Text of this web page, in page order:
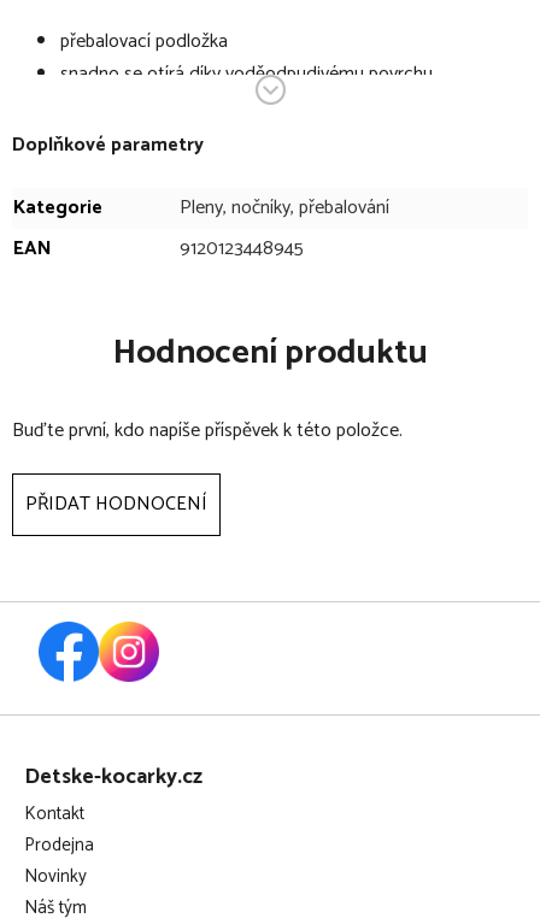
přebalovací podložka
snadno se otírá díky voděodpudivému povrchu
praktická velikost
rozměr (D x Š x V): 50 x 70 x 10 cm
Doplňkové parametry
Kategorie
Pleny, nočníky, přebalování
EAN
9120123448945
Hodnocení produktu
Buďte první, kdo napíše příspěvek k této položce.
PŘIDAT HODNOCENÍ
Z
Detske-kocarky.cz
Kontakt
Prodejna
Novinky
Náš tým